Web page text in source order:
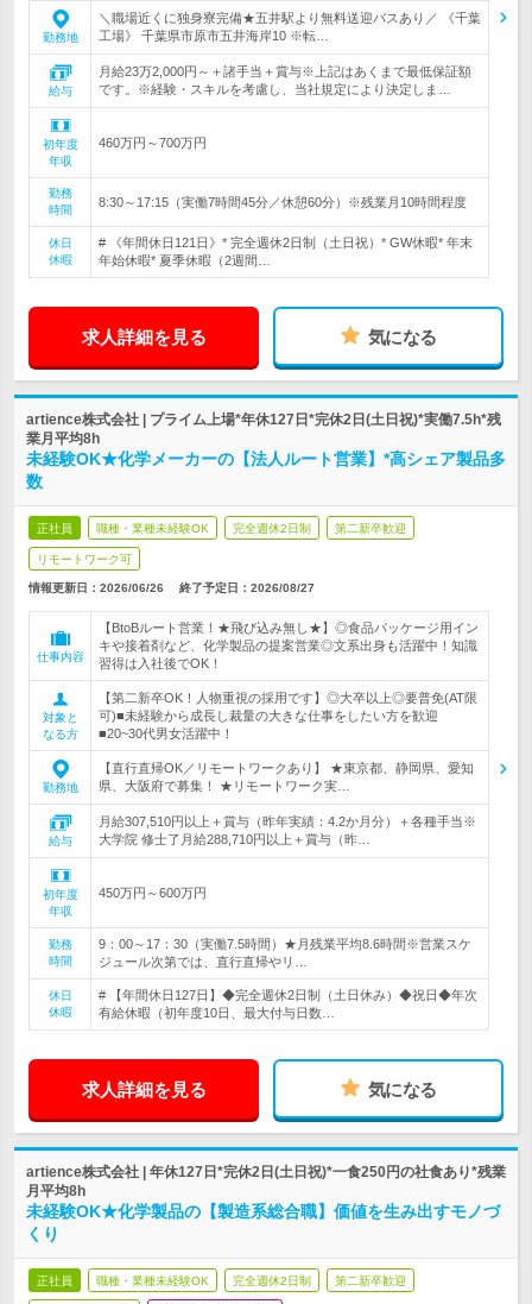
勤務地
＼職場近くに独身寮完備★五井駅より無料送迎バスあり／ 《千葉
工場》 千葉県市原市五井海岸10 ※転…
給与
月給23万2,000円～＋諸手当＋賞与※上記はあくまで最低保証額
です。※経験・スキルを考慮し、当社規定により決定しま…
初年度
年収
460万円～700万円
勤務
時間
8:30～17:15（実働7時間45分／休憩60分）※残業月10時間程度
休日
休暇
# 《年間休日121日》* 完全週休2日制（土日祝）* GW休暇* 年末
年始休暇* 夏季休暇（2週間…
求人詳細を見る 気になる
artience株式会社 | プライム上場*年休127日*完休2日(土日祝)*実働7.5h*残
業月平均8h
未経験OK★化学メーカーの【法人ルート営業】*高シェア製品多
数
正社員 職種・業種未経験OK 完全週休2日制 第二新卒歓迎
リモートワーク可
情報更新日：2026/06/26 終了予定日： 2026/08/27
仕事内容
【BtoBルート営業！★飛び込み無し★】◎食品パッケージ用イン
キや接着剤など、化学製品の提案営業◎文系出身も活躍中！知識
習得は入社後でOK！
対象と
なる方
【第二新卒OK！人物重視の採用です】◎大卒以上◎要普免(AT限
可)■未経験から成長し裁量の大きな仕事をしたい方を歓迎
■20~30代男女活躍中！
勤務地
【直行直帰OK／リモートワークあり】 ★東京都、静岡県、愛知
県、大阪府で募集！ ★リモートワーク実…
給与
月給307,510円以上＋賞与（昨年実績：4.2か月分）＋各種手当※
大学院 修士了月給288,710円以上＋賞与（昨…
初年度
年収
450万円～600万円
勤務
時間
9：00～17：30（実働7.5時間）★月残業平均8.6時間※営業スケ
ジュール次第では、直行直帰やリ…
休日
休暇
# 【年間休日127日】◆完全週休2日制（土日休み）◆祝日◆年次
有給休暇（初年度10日、最大付与日数…
求人詳細を見る 気になる
artience株式会社 | 年休127日*完休2日(土日祝)*一食250円の社食あり*残業
月平均8h
未経験OK★化学製品の【製造系総合職】価値を生み出すモノづ
くり
正社員 職種・業種未経験OK 完全週休2日制 第二新卒歓迎